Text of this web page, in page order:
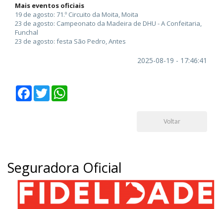
Mais eventos oficiais
19 de agosto: 71.º Circuito da Moita, Moita
23 de agosto: Campeonato da Madeira de DHU - A Confeitaria,
Funchal
23 de agosto: festa São Pedro, Antes
2025-08-19 - 17:46:41
Facebook
Twitter
Voltar
Seguradora Oficial